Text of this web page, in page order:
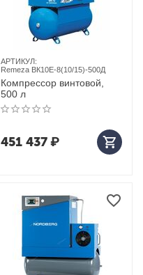
АРТИКУЛ:
Remeza ВК10E-8(10/15)-500Д
Компрессор винтовой,
500 л
451 437₽